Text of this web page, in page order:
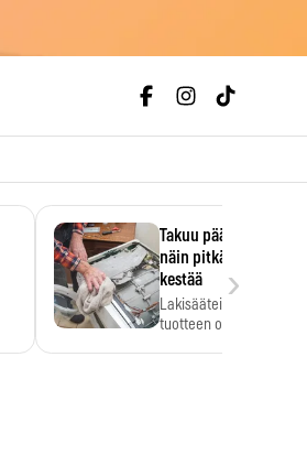
Takuu päättyi,
näin pitkään
kestää
Lakisääteinen
tuotteen oletetun
›